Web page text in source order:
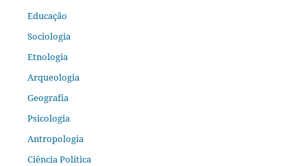
Educação
Sociologia
Etnologia
Arqueologia
Geografia
Psicologia
Antropologia
Ciência Política